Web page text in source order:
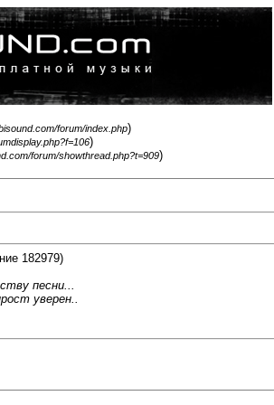
forum/index.php)
)
forum/showthread.php?t=909)
182979)
песни...
уверен..